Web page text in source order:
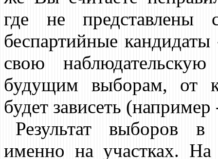
где не
беспартийные кандидаты
свою
будущим выборам, от
будет зависеть
Результат выборов
именно на участках. На